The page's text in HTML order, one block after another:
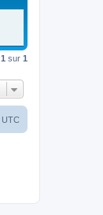
1 sur 1
UTC